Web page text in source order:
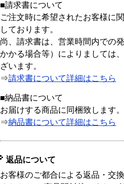
■請求書について
ご注文時に希望されたお客様に
しております。
尚、請求書は、営業時間内での
かかる場合等）によりましては
ざいます。
⇒請求書について詳細はこちら
■納品書について
お届けする商品に同梱致します。
⇒納品書について詳細はこちら
返品について
お客様のご都合による返品・交